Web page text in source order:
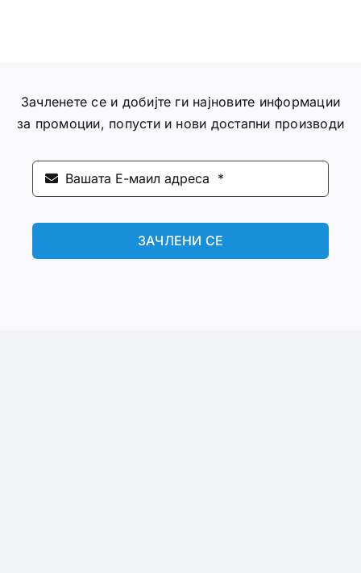
Зачленете се и добијте ги најновите информации
за промоции, попусти и нови достапни производи
ЗАЧЛЕНИ СЕ